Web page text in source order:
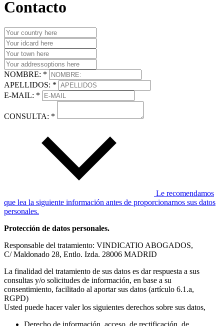
Contacto
NOMBRE: *
APELLIDOS: *
E-MAIL: *
CONSULTA: *
Le recomendamos
que lea la siguiente información antes de proporcionarnos sus datos
personales.
Protección de datos personales.
Responsable del tratamiento: VINDICATIO ABOGADOS,
C/ Maldonado 28, Entlo. Izda. 28006 MADRID
La finalidad del tratamiento de sus datos es dar respuesta a sus
consultas y/o solicitudes de información, en base a su
consentimiento, facilitado al aportar sus datos (artículo 6.1.a,
RGPD)
Usted puede hacer valer los siguientes derechos sobre sus datos,
Derecho de información, acceso, de rectificación, de